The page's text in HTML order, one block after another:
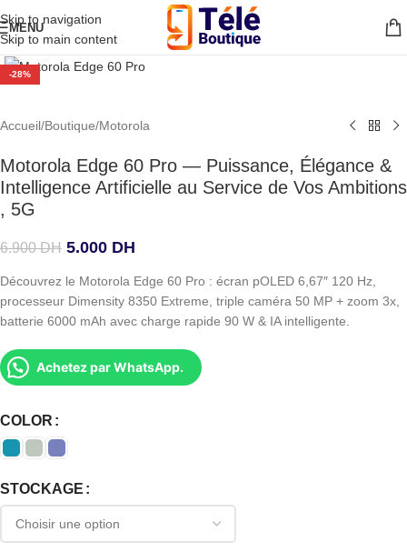
Skip to navigation
Skip to main content
MENU
-28%
Agrandir
Accueil/Boutique/Motorola
Motorola Edge 60 Pro — Puissance, Élégance &
Intelligence Artificielle au Service de Vos Ambitions
, 5G
6.900DH 5.000 DH
Découvrez le Motorola Edge 60 Pro : écran pOLED 6,67″ 120 Hz,
processeur Dimensity 8350 Extreme, triple caméra 50 MP + zoom 3x,
batterie 6000 mAh avec charge rapide 90 W & IA intelligente.
Achetez par WhatsApp.
COLOR
STOCKAGE